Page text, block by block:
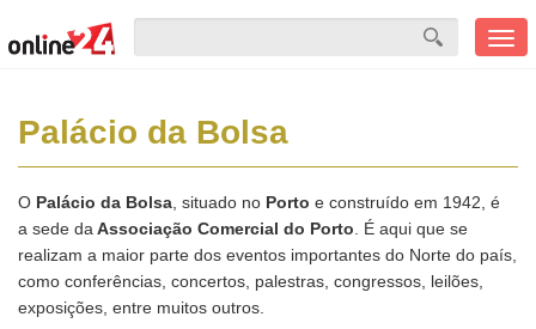
Palácio da Bolsa
O Palácio da Bolsa , situado no Porto e construído em 1942, é
a sede da Associação Comercial do Porto . É aqui que se
realizam a maior parte dos eventos importantes do Norte do país,
como conferências, concertos, palestras, congressos, leilões,
exposições, entre muitos outros.